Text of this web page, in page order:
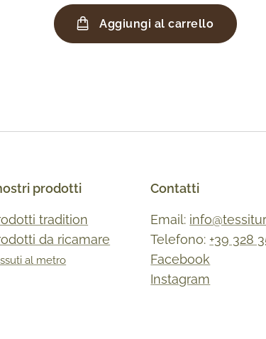
Aggiungi al carrello
prodotti
tradition
da ricamare
al metro
Contatti
Email:
Telefono: +39 328
Facebook
Instagram